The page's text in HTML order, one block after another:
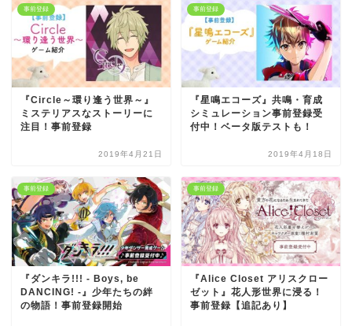
事前登録
『Circle～環り逢う世界～』
ミステリアスなストーリーに
注目！事前登録
2019年4月21日
事前登録
『星鳴エコーズ』共鳴・育成
シミュレーション事前登録受
付中！ベータ版テストも！
2019年4月18日
事前登録
『ダンキラ!!! - Boys, be
DANCING! -』少年たちの絆
の物語！事前登録開始
事前登録
『Alice Closet アリスクロー
ゼット』花人形世界に浸る！
事前登録【追記あり】